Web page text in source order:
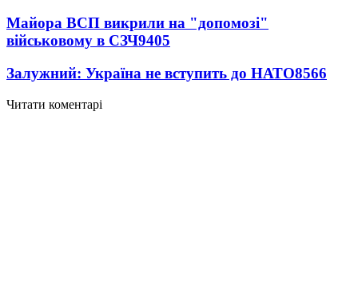
Майора ВСП викрили на "допомозі"
військовому в СЗЧ9405
Залужний: Україна не вступить до НАТО8566
Читати коментарі